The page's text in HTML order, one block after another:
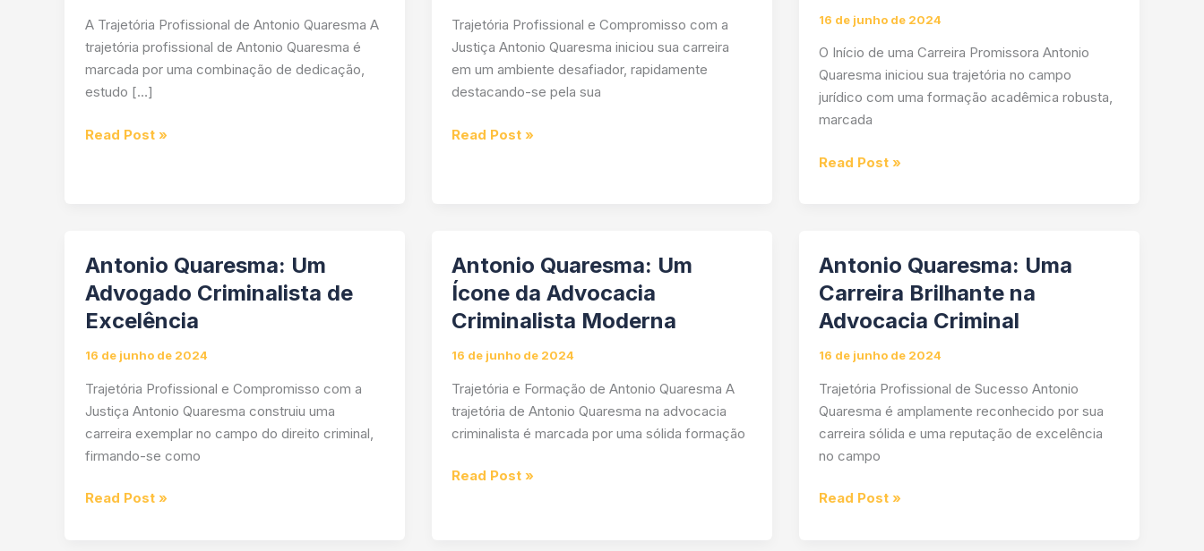
A Trajetória Profissional de Antonio Quaresma A
trajetória profissional de Antonio Quaresma é
marcada por uma combinação de dedicação,
estudo […]
Antonio
Excelência
na
Atualidade
Read Post »
Trajetória Profissional e Compromisso com a
Justiça Antonio Quaresma iniciou sua carreira
em um ambiente desafiador, rapidamente
destacando-se pela sua
Antonio
Excelência
Read Post »
16 de junho de 2024
O Início de uma Carreira Promissora Antonio
Quaresma iniciou sua trajetória no campo
jurídico com uma formação acadêmica robusta,
marcada
Antonio
e
de
Excelência
Advocacia
Criminal
Read Post »
Antonio Quaresma: Um
Advogado Criminalista de
Excelência
16 de junho de 2024
Trajetória Profissional e Compromisso com a
Justiça Antonio Quaresma construiu uma
carreira exemplar no campo do direito criminal,
firmando-se como
Antonio
Read Post »
Antonio Quaresma: Um
Ícone da Advocacia
Criminalista Moderna
16 de junho de 2024
Trajetória e Formação de Antonio Quaresma A
trajetória de Antonio Quaresma na advocacia
criminalista é marcada por uma sólida formação
Antonio
Read Post »
Antonio Quaresma: Uma
Carreira Brilhante na
Advocacia Criminal
16 de junho de 2024
Trajetória Profissional de Sucesso Antonio
Quaresma é amplamente reconhecido por sua
carreira sólida e uma reputação de excelência
no campo
Antonio
Read Post »